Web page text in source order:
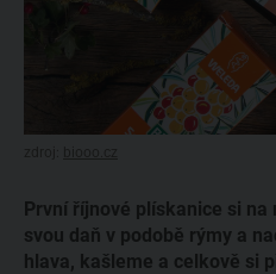
První říjnové plískanice si na
svou daň v podobě rýmy a
hlava, kašleme a celkově si